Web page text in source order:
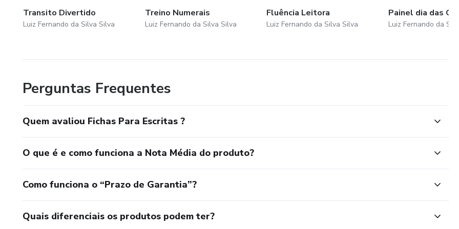
Transito Divertido
Luiz Fernando da Silva Silva
Treino Numerais
Luiz Fernando da Silva Silva
Fluência Leitora
Luiz Fernando da Silva Silva
Painel dia das
Luiz Fernando da
Perguntas Frequentes
Quem avaliou Fichas Para Escritas ?
O que é e como funciona a Nota Média do produto?
Como funciona o “Prazo de Garantia”?
Quais diferenciais os produtos podem ter?